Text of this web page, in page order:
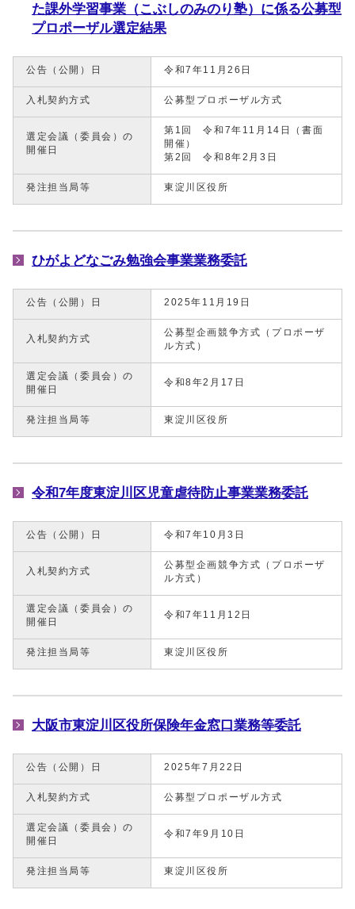
た課外学習事業（こぶしのみのり塾）に係る公募型
プロポーザル選定結果
公告（公開）日 令和7年11月26日
入札契約方式 公募型プロポーザル方式
選定会議（委員会）の
開催日
第1回 令和7年11月14日（書面
開催）
第2回 令和8年2月3日
発注担当局等 東淀川区役所
ひがよどなごみ勉強会事業業務委託
公告（公開）日 2025年11月19日
入札契約方式
公募型企画競争方式（プロポーザ
ル方式）
選定会議（委員会）の
開催日
令和8年2月17日
発注担当局等 東淀川区役所
令和7年度東淀川区児童虐待防⽌事業業務委託
公告（公開）日 令和7年10月3日
入札契約方式
公募型企画競争⽅式（プロポーザ
ル⽅式）
選定会議（委員会）の
開催日
令和7年11月12日
発注担当局等 東淀川区役所
大阪市東淀川区役所保険年金窓口業務等委託
公告（公開）日 2025年7月22日
入札契約方式 公募型プロポーザル方式
選定会議（委員会）の
開催日
令和7年9月10日
発注担当局等 東淀川区役所